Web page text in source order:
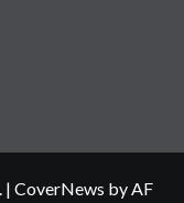
| CoverNews by AF